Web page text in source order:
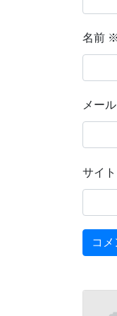
名前 ※
メール
サイト